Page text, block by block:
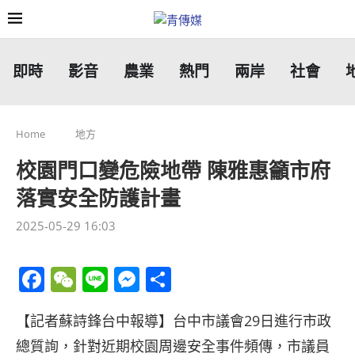
即時 影音 農業 熱門 兩岸 社會
Home 地方
校園門口變危險地帶 陳雅惠籲市府
落實安全防護計畫
2025-05-29 16:03
Facebook
WeChat
LineMessenger
享
【記者蘇詩鋒台中報導】台中市議會29日進行市政
總質詢，針對近期校園周邊安全事件頻傳，市議員